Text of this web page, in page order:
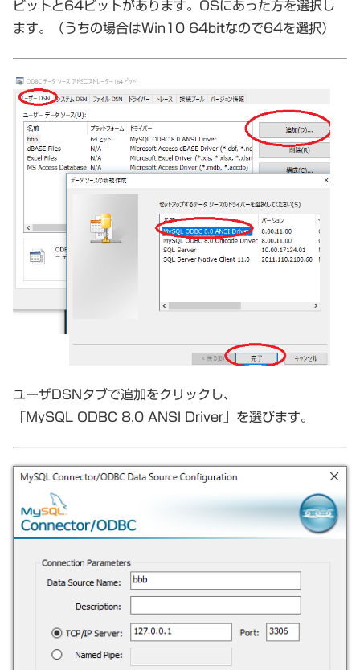
ビットと64ビットがあります。OSにあった方を選択し
ます。（うちの場合はWin10 64bitなので64を選択）
ユーザDSNタブで追加をクリックし、
「MySQL ODBC 8.0 ANSI Driver」を選びます。